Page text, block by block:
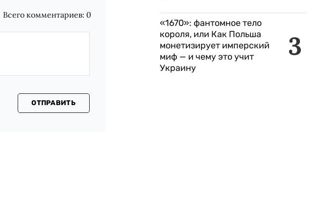
Всего комментариев: 0
ОТПРАВИТЬ
3
«1670»: фантомное тело
короля, или Как Польша
монетизирует имперский
миф — и чему это учит
Украину